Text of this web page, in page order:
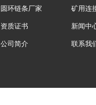
圆环链条厂家 矿用连
资质证书 新闻中
公司简介 联系我